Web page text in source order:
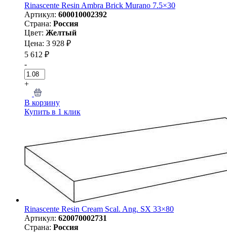
Rinascente Resin Ambra Brick Murano 7.5×30
Артикул: 600010002392
Страна: Россия
Цвет: Желтый
Цена: 3 928 ₽
5 612 ₽
-
+
В корзину
Купить в 1 клик
Rinascente Resin Cream Scal. Ang. SX 33×80
Артикул: 620070002731
Страна: Россия